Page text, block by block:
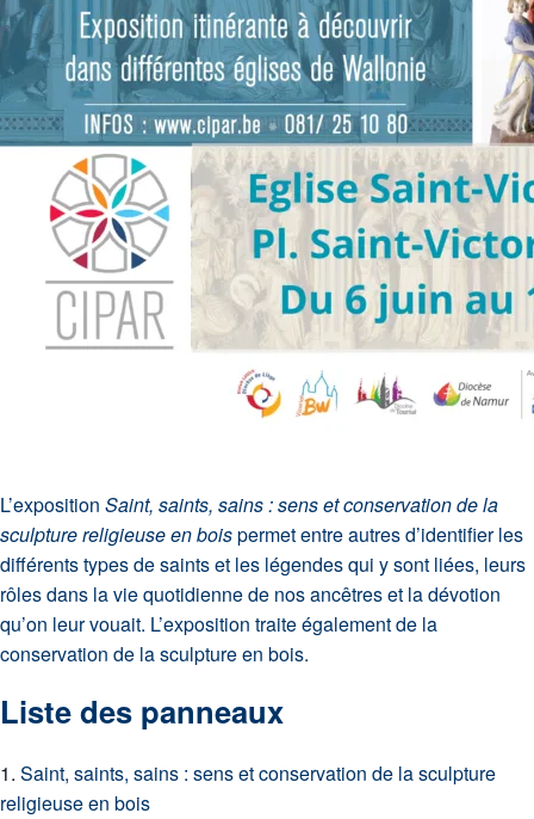
L’exposition Saint, saints, sains : sens et conservation de la
sculpture religieuse en boispermet entre autres d’identifier les
différents types de saints et les légendes qui y sont liées, leurs
rôles dans la vie quotidienne de nos ancêtres et la dévotion
qu’on leur vouait. L’exposition traite également de la
conservation de la sculpture en bois.
Liste des panneaux
Saint, saints, sains : sens et conservation de la sculpture
religieuse en bois